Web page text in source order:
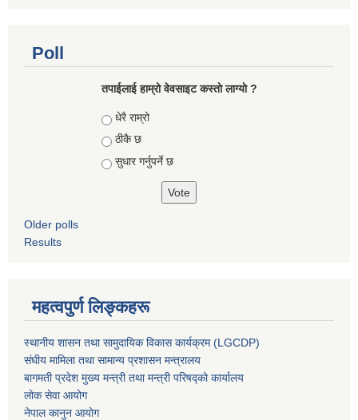
Poll
तपाईलाई हाम्रो वेवसाइट कस्ताे लाग्याे ?
Choices
धेरै राम्रो
ठीकै छ
सुधार गर्नुपर्ने छ
Older polls
Results
महत्वपुर्ण लिङ्कहरू
स्थानीय शासन तथा सामुदायिक विकास कार्यक्रम (LGCDP)
संघीय मामिला तथा सामान्य प्रशासन मन्त्रालय
बागमती प्रदेश मुख्य मन्त्री तथा मन्त्री परिषद्को कार्यालय
लोक सेवा आयोग
नेपाल कानुन आयोग